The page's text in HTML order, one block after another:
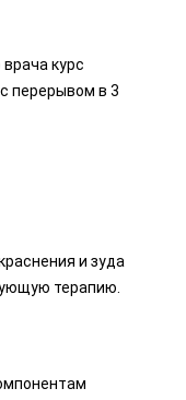
курс
перерывом в 3
и зуда
терапию.